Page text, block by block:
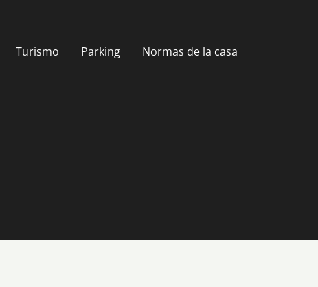
Turismo Parking Normas de la casa